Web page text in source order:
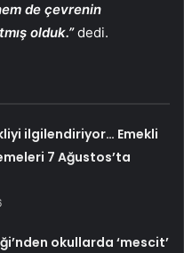
de çevrenin
olduk.”dedi.
ilgilendiriyor… Emekli
7 Ağustos’ta
okullarda ‘mescit’